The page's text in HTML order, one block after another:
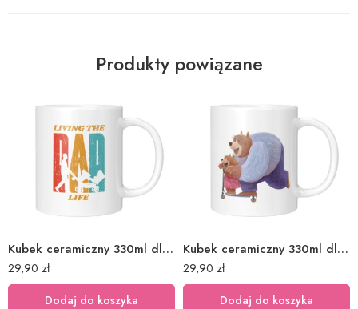
Produkty powiązane
Kubek ceramiczny 330ml dla taty 2
29,90 zł
Dodaj do koszyka
Kubek ceramiczny 330ml dla taty 8
29,90 zł
Dodaj do koszyka